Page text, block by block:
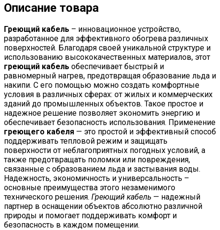
Описание товара
Греющий кабель – инновационное устройство,
разработанное для эффективного обогрева различных
поверхностей. Благодаря своей уникальной структуре и
использованию высококачественных материалов, этот
греющий кабель обеспечивает быстрый и
равномерный нагрев, предотвращая образование льда и
накипи. С его помощью можно создать комфортные
условия в различных сферах: от жилых и коммерческих
зданий до промышленных объектов. Такое простое и
надежное решение позволяет экономить энергию и
обеспечивает безопасность использования. Применение
греющего кабеля — это простой и эффективный способ
поддерживать тепловой режим и защищать
поверхности от неблагоприятных погодных условий, а
также предотвращать поломки или повреждения,
связанные с образованием льда и застывания воды.
Надежность, экономичность и универсальность –
основные преимущества этого незаменимого
технического решения. Греющий кабель — надежный
партнер в оснащении объектов абсолютно различной
природы и помогает поддерживать комфорт и
безопасность в каждом помещении.